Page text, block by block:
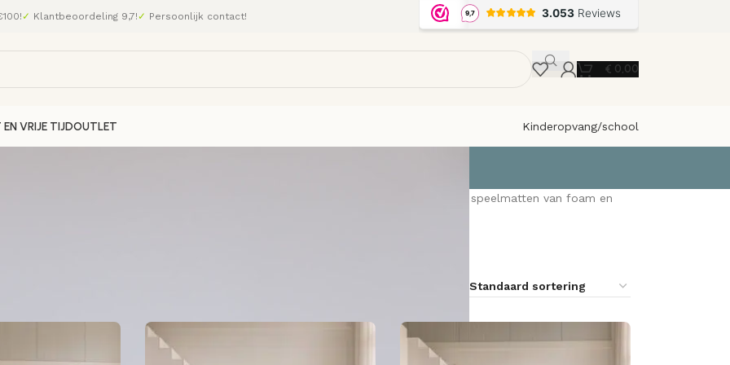
✓ Klantbeoordeling 9,7! ✓ Persoonlijk contact!
€ 0,00
VRIJE TIJDOUTLET Kinderopvang/school
om een fijne speelplek te maken? Bij Jindl vind je verschillende soorten (puzzel) speelmatten van foam en